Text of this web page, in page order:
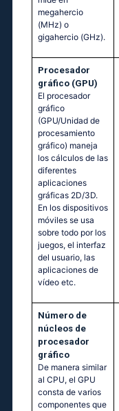
megahercio
(MHz) o
gigahercio (GHz).
Procesador
gráfico (GPU)
El procesador
gráfico
(GPU/Unidad de
procesamiento
gráfico) maneja
los cálculos de las
diferentes
aplicaciones
gráficas 2D/3D.
En los dispositivos
móviles se usa
sobre todo por los
juegos, el interfaz
del usuario, las
aplicaciones de
vídeo etc.
Número de
núcleos de
procesador
gráfico
De manera similar
al CPU, el GPU
consta de varios
componentes que